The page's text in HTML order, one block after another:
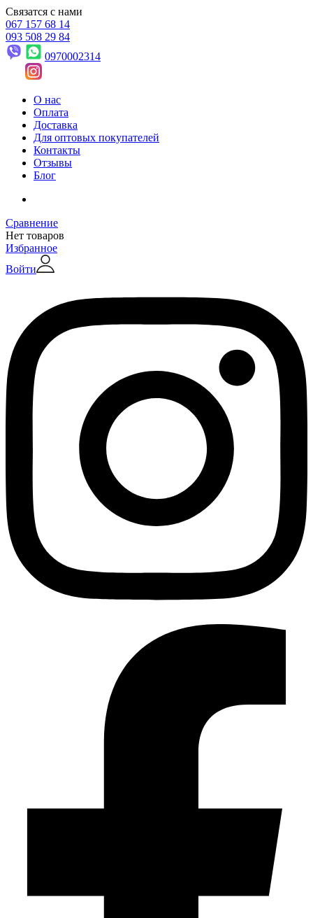
Связатся с нами
067 157 68 14
093 508 29 84
0970002314
О нас
Оплата
Доставка
Для оптовых покупателей
Контакты
Отзывы
Блог
Сравнение
Нет товаров
Избранное
Войти